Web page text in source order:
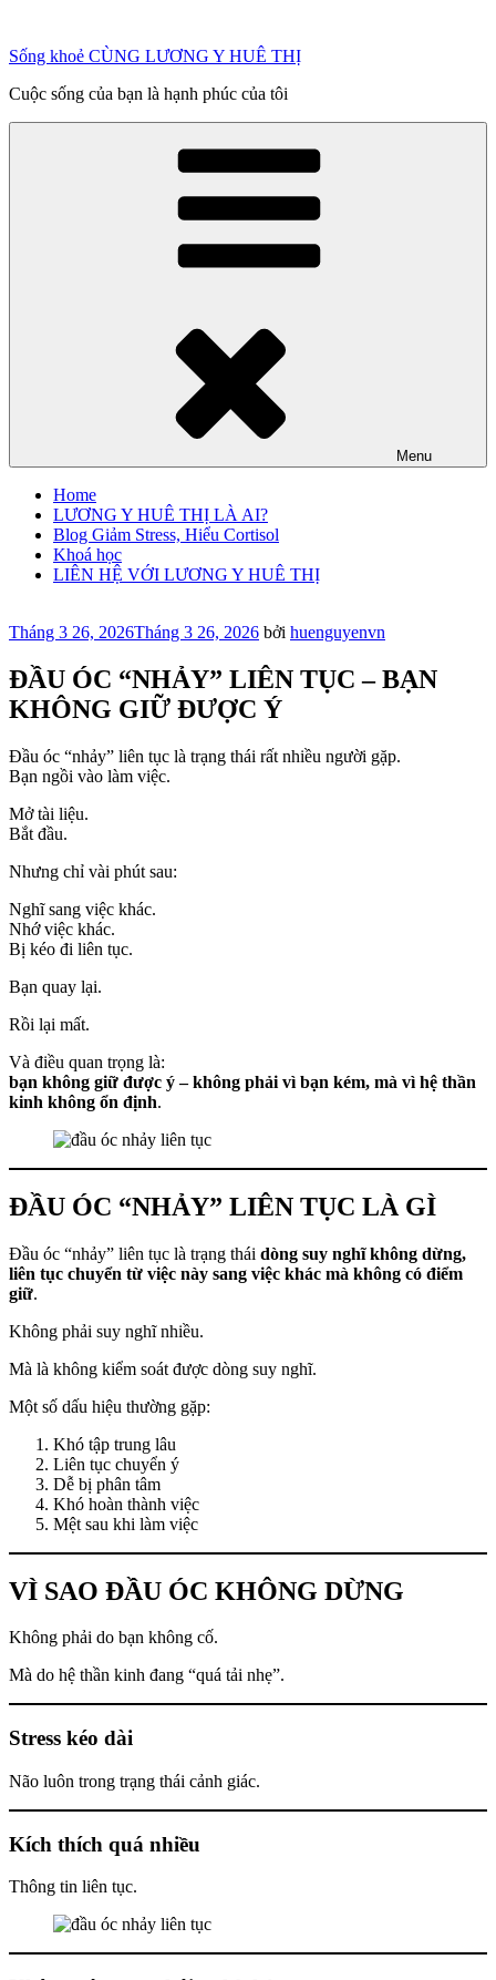
phần
dung
Sống khoẻ CÙNG LƯƠNG Y HUÊ THỊ
Cuộc sống của bạn là hạnh phúc của tôi
Menu
Home
LƯƠNG Y HUÊ THỊ LÀ AI?
Blog Giảm Stress, Hiểu Cortisol
Khoá học
LIÊN HỆ VỚI LƯƠNG Y HUÊ THỊ
Đăng
Tháng 3 26, 2026Tháng 3 26, 2026 bởi huenguyenvn
ĐẦU ÓC “NHẢY” LIÊN TỤC – BẠN
KHÔNG GIỮ ĐƯỢC Ý
Đầu óc “nhảy” liên tục là trạng thái rất nhiều người gặp.
Bạn ngồi vào làm việc.
Mở tài liệu.
Bắt đầu.
Nhưng chỉ vài phút sau:
Nghĩ sang việc khác.
Nhớ việc khác.
Bị kéo đi liên tục.
Bạn quay lại.
Rồi lại mất.
Và điều quan trọng là:
bạn không giữ được ý – không phải vì bạn kém, mà vì hệ thần
kinh không ổn định.
ĐẦU ÓC “NHẢY” LIÊN TỤC LÀ GÌ
Đầu óc “nhảy” liên tục là trạng thái dòng suy nghĩ không dừng,
liên tục chuyển từ việc này sang việc khác mà không có điểm
giữ.
Không phải suy nghĩ nhiều.
Mà là không kiểm soát được dòng suy nghĩ.
Một số dấu hiệu thường gặp:
Khó tập trung lâu
Liên tục chuyển ý
Dễ bị phân tâm
Khó hoàn thành việc
Mệt sau khi làm việc
VÌ SAO ĐẦU ÓC KHÔNG DỪNG
Không phải do bạn không cố.
Mà do hệ thần kinh đang “quá tải nhẹ”.
Stress kéo dài
Não luôn trong trạng thái cảnh giác.
Kích thích quá nhiều
Thông tin liên tục.